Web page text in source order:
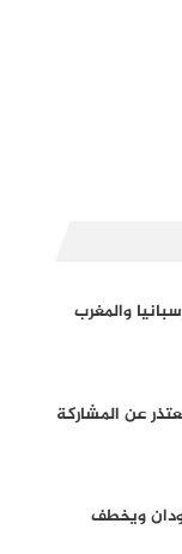
والمغرب
عن المشاركة
ويخطف